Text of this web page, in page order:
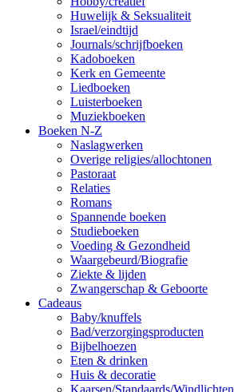
Huwelijk & Seksualiteit
Israel/eindtijd
Journals/schrijfboeken
Kadoboeken
Kerk en Gemeente
Liedboeken
Luisterboeken
Muziekboeken
Boeken N-Z
Naslagwerken
Overige religies/allochtonen
Pastoraat
Relaties
Romans
Spannende boeken
Studieboeken
Voeding & Gezondheid
Waargebeurd/Biografie
Ziekte & lijden
Zwangerschap & Geboorte
Cadeaus
Baby/knuffels
Bad/verzorgingsproducten
Bijbelhoezen
Eten & drinken
Huis & decoratie
Kaarsen/Standaards/Windlichten